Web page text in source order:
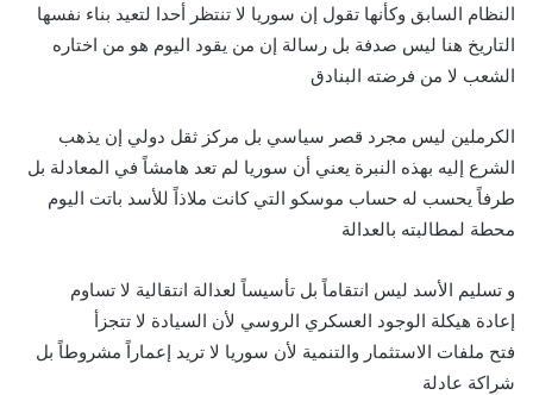
النظام السابق وكأنها تقول إن سوريا لا تنتظر أحدا لتعيد بناء نفسها
التاريخ هنا ليس صدفة بل رسالة إن من يقود اليوم هو من اختاره
الشعب لا من فرضته البنادق
الكرملين ليس مجرد قصر سياسي بل مركز ثقل دولي إن يذهب
الشرع إليه بهذه النبرة يعني أن سوريا لم تعد هامشاً في المعادلة بل
طرفاً يحسب له حساب موسكو التي كانت ملاذاً للأسد باتت اليوم
محطة لمطالبته بالعدالة
و تسليم الأسد ليس انتقاماً بل تأسيساً لعدالة انتقالية لا تساوم
إعادة هيكلة الوجود العسكري الروسي لأن السيادة لا تتجزأ
فتح ملفات الاستثمار والتنمية لأن سوريا لا تريد إعماراً مشروطاً بل
شراكة عادلة